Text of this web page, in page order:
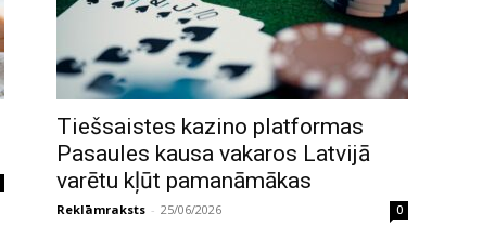
Tiešsaistes kazino platformas
Pasaules kausa vakaros Latvijā
varētu kļūt pamanāmākas
Reklāmraksts - 25/06/2026 0